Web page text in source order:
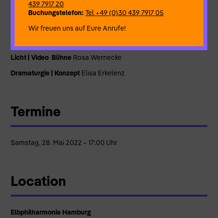
Regie | Choreografie | Konzept:Heinrich Horwitz
Komposition:Zither Leopold Hurt
Licht | Video Bühne Rosa Wernecke
Dramaturgie | Konzept Elisa Erkelenz
Termine
Samstag, 28. Mai 2022 – 17:00 Uhr
Location
Elbphilharmonie Hamburg
439 7917 20
Buchungstelefon:Tel +49 (0)30 439 7917 05
Wir freuen uns auf Eure Anrufe!